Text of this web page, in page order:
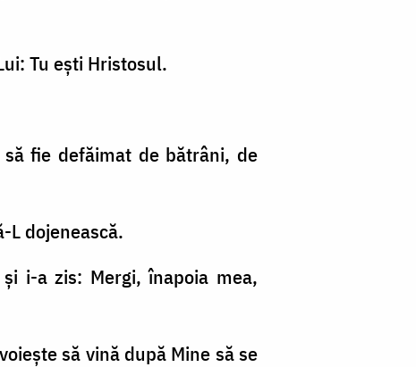
Tu eşti Hristosul.
fie defăimat de bătrâni, de
L dojenească.
i-a zis: Mergi, înapoia mea,
să vină după Mine să se